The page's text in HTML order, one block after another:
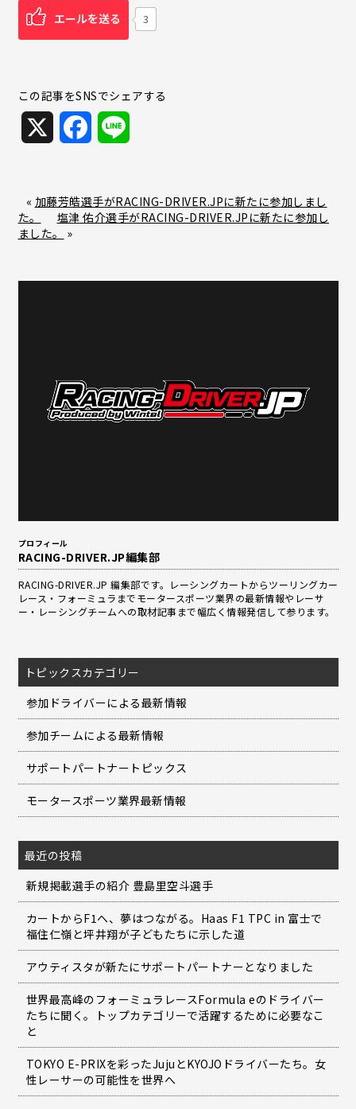
エールを送る 3
この記事をSNSでシェアする
e
o
e
« 加藤芳皓選手がRACING-DRIVER.JPに新たに参加しまし
た。
塩津 佑介選手がRACING-DRIVER.JPに新たに参加し
ました。
»
プロフィール
RACING-DRIVER.JP編集部
RACING-DRIVER.JP 編集部です。レーシングカートからツーリングカー
レース・フォーミュラまでモータースポーツ業界の最新情報やレーサ
ー・レーシングチームへの取材記事まで幅広く情報発信して参ります。
トピックスカテゴリー
参加ドライバーによる最新情報
参加チームによる最新情報
サポートパートナートピックス
モータースポーツ業界最新情報
最近の投稿
新規掲載選手の紹介 豊島里空斗選手
カートからF1へ、夢はつながる。Haas F1 TPC in 富士で
福住仁嶺と坪井翔が子どもたちに示した道
アウティスタが新たにサポートパートナーとなりました
世界最高峰のフォーミュラレースFormula eのドライバー
たちに聞く。トップカテゴリーで活躍するために必要なこ
と
TOKYO E-PRIXを彩ったJujuとKYOJOドライバーたち。女
性レーサーの可能性を世界へ